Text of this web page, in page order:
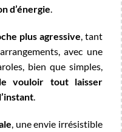
d’énergie.
plus agressive, tant
avec une
bien que simples,
vouloir tout laisser
.
, une envie irrésistible